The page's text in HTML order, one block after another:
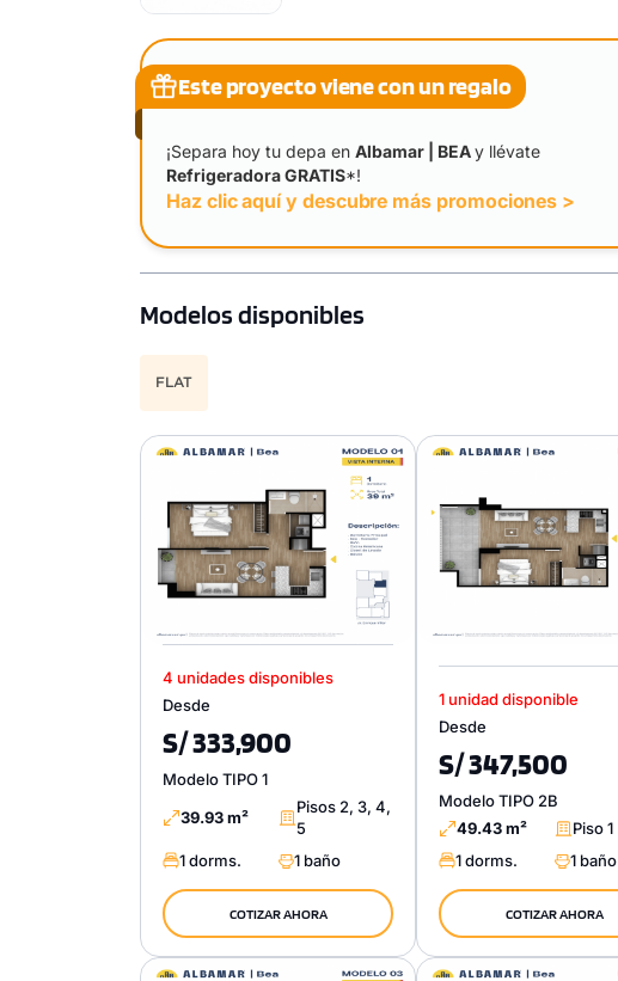
¡Separa hoy tu depa en Albamar | BEAy llévate
Refrigeradora GRATIS*!
Haz clic aquí y descubre más promociones >
Este proyecto viene con un regalo
Modelos disponibles
FLAT
4 unidades disponibles
Desde
S/ 333,900
Modelo TIPO 1
39.93 m²
Pisos 2, 3, 4,
5
1 dorms.
1 baño
COTIZAR AHORA
1 unidad disponible
Desde
S/ 347,500
Modelo TIPO 2B
49.43 m²
Piso 1
1 dorms.
1 baño
COTIZAR AHORA